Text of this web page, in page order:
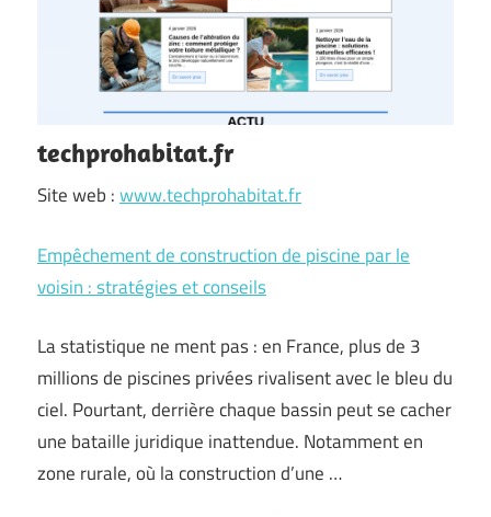
techprohabitat.fr
Site web :www.techprohabitat.fr
Empêchement de construction de piscine par le
voisin : stratégies et conseils
La statistique ne ment pas : en France, plus de 3
millions de piscines privées rivalisent avec le bleu du
ciel. Pourtant, derrière chaque bassin peut se cacher
une bataille juridique inattendue. Notamment en
zone rurale, où la construction d’une …